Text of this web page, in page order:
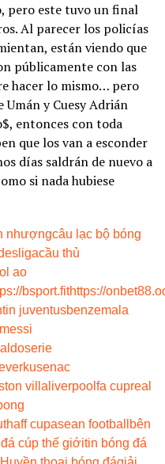
pero este tuvo un final
Al parecer los policías
están viendo que
públicamente con las
hacer lo mismo… pero
Umán y Cuesy Adrián
entonces con toda
que los van a esconder
días saldrán de nuevo a
si nada hubiese
nhượngcâu lạc bộ bóng
cầu thủ
ao
bsport.fithttps://
tin juventusbenzema la
messi
serie
ac
villa liverpool fa cupreal
aff cupasean football
bên
cúp thế giớitin bóng đá